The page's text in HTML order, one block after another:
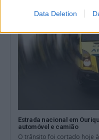
Data Deletion
Estrada nacional em
automóvel e camião
O trânsito foi cortado hoje